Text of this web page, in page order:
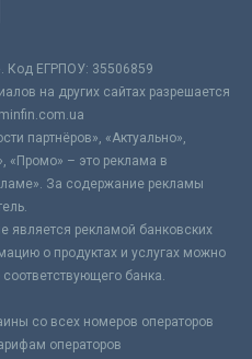
ЕГРПОУ: 35506859
на других сайтах разрешается
партнёров», «Актуально»,
«Промо» – это реклама в
За содержание рекламы
является рекламой банковских
о продуктах и услугах можно
банка.
со всех номеров операторов
операторов